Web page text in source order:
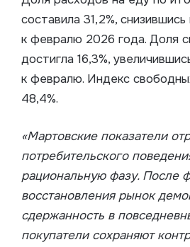
составила 31,2%, снизившись
к февралю 2026 года. Доля
достигла 16,3%,
к февралю. Индекс
48,4%.
«Мартовские показатели
потребительского
рациональную фазу. После
восстановления рынок
сдержанность в
покупатели сохраняют